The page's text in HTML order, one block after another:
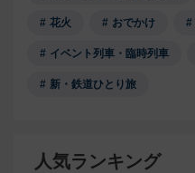
花火 おでかけ
イベント列車・臨時列車
新・鉄道ひとり旅
人気ランキング